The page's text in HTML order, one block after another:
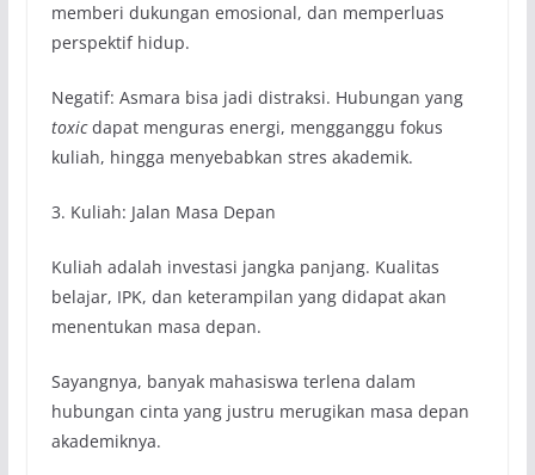
memberi dukungan emosional, dan memperluas
perspektif hidup.
Negatif: Asmara bisa jadi distraksi. Hubungan yang
toxicdapat menguras energi, mengganggu fokus
kuliah, hingga menyebabkan stres akademik.
3. Kuliah: Jalan Masa Depan
Kuliah adalah investasi jangka panjang. Kualitas
belajar, IPK, dan keterampilan yang didapat akan
menentukan masa depan.
Sayangnya, banyak mahasiswa terlena dalam
hubungan cinta yang justru merugikan masa depan
akademiknya.